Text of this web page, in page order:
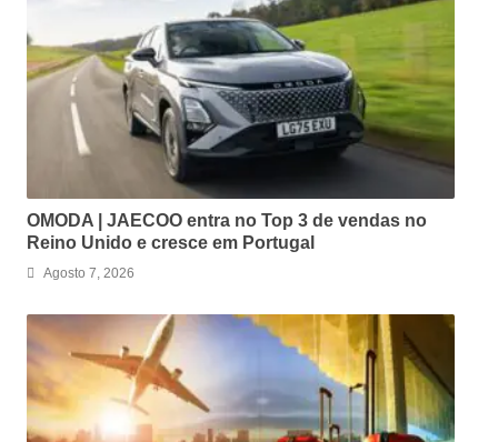
OMODA | JAECOO entra no Top 3 de vendas no
Reino Unido e cresce em Portugal
Agosto 7, 2026